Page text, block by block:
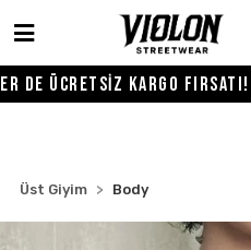
ÜCRETSİZ KARGO FIRSATI!
Üst Giyim Body